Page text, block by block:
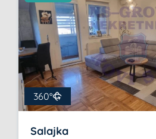
360°
Salajka